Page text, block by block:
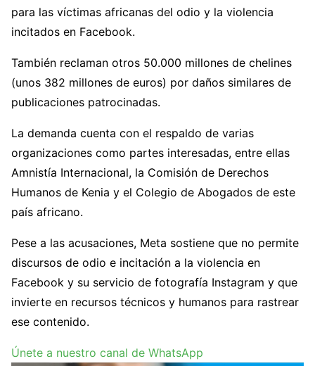
para las víctimas africanas del odio y la violencia
incitados en Facebook.
También reclaman otros 50.000 millones de chelines
(unos 382 millones de euros) por daños similares de
publicaciones patrocinadas.
La demanda cuenta con el respaldo de varias
organizaciones como partes interesadas, entre ellas
Amnistía Internacional, la Comisión de Derechos
Humanos de Kenia y el Colegio de Abogados de este
país africano.
Pese a las acusaciones, Meta sostiene que no permite
discursos de odio e incitación a la violencia en
Facebook y su servicio de fotografía Instagram y que
invierte en recursos técnicos y humanos para rastrear
ese contenido.
Únete a nuestro canal de WhatsApp